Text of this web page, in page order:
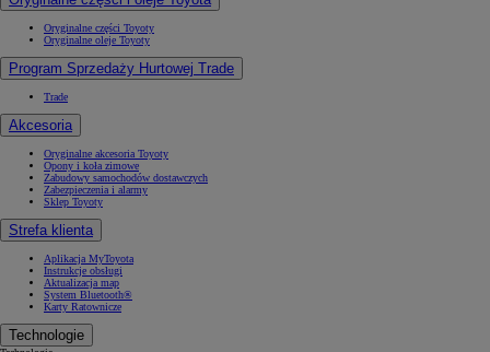
Oryginalne części Toyoty
Oryginalne oleje Toyoty
Program Sprzedaży Hurtowej Trade
Trade
Akcesoria
Oryginalne akcesoria Toyoty
Opony i koła zimowe
Zabudowy samochodów dostawczych
Zabezpieczenia i alarmy
Sklep Toyoty
Strefa klienta
Aplikacja MyToyota
Instrukcje obsługi
Aktualizacja map
System Bluetooth®
Karty Ratownicze
Technologie